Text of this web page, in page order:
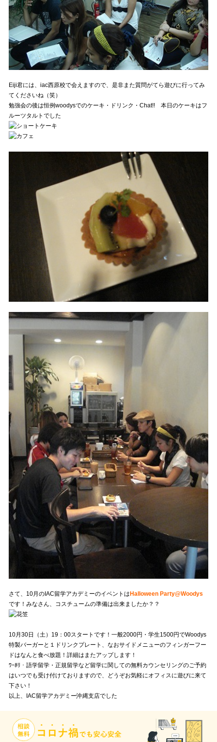
Eiji君には、iac西原校で会えますので、是非また質問がてら遊びに行ってみ
てくださいね（笑）
勉強会の後は恒例woodysでのケーキ・ドリンク・Chat!! 本日のケーキはフ
ルーツタルトでした
さて、10月のIAC留学アカデミーのイベントは Halloween Party@Woodys
です！みなさん、コスチュームの準備は出来ましたか？？
10月30日（土）19：00スタートです！一般2000円・学生1500円でWoodys
特製バーガーと１ドリンクプレート、なおサイドメニューのフィンガーフー
ドはなんと食べ放題！詳細はまたアップします！
ﾜｰﾎﾘ・語学留学・正規留学など留学に関しての無料カウンセリングのご予約
はいつでも受け付けておりますので、どうぞお気軽にオフィスに遊びに来て
下さい！
以上、IAC留学アカデミー沖縄支店でした